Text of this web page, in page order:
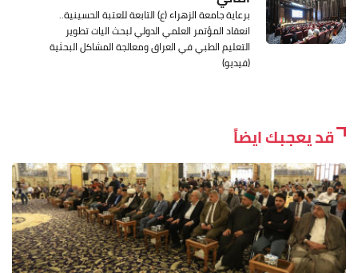
برعاية جامعة الزهراء (ع) التابعة للعتبة الحسينية..
انعقاد المؤتمر العلمي الدولي لبحث اليات تطوير
التعليم الطبي في العراق ومعالجة المشاكل البحثية
(فيديو)
قد يعجبك ايضاً